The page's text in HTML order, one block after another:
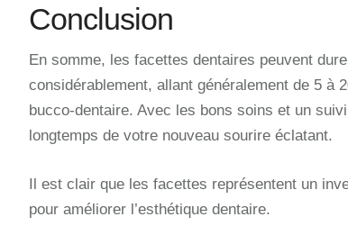
Conclusion
En somme, les facettes dentaires peuvent
considérablement, allant généralement de 5 à
bucco-dentaire. Avec les bons soins et un
longtemps de votre nouveau sourire éclatant.
Il est clair que les facettes représentent un
pour améliorer l’esthétique dentaire.